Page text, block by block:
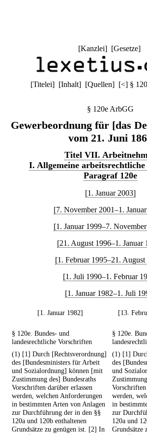
[Kanzlei] [Gesetze]
[Titelei] [Inhalt] [Quellen] [<] §
§ 120e ArbGG
Gewerbeordnung für [das
vom 21. Juni
Titel VII.
I. Allgemeine
Paragraf 120e
[1. Januar 2003]
[7. November 2001–1.
[1. Januar 1999–7.
[21. August 1996–1. Januar
[1. Februar 1995–21.
[1. Juli 1990–1. Februar
[1. Januar 1982–1. Juli
[1. Januar 1982]
[13.
§ 120e. Bundes- und
landesrechtliche Vorschriften
§ 120e.
(1) [1] Durch [Rechtsverordnung]
des [Bundesministers für Arbeit
und Sozialordnung] können [mit
Zustimmung des] Bundesraths
Vorschriften darüber erlassen
werden, welchen Anforderungen
in bestimmten Arten von Anlagen
zur Durchführung der in den §§
120a und 120b enthaltenen
Grundsätze zu genügen ist. [2] In
(1) [1]
des
und
Vorschriften
werden,
in
zur
120a und
Grundsätze